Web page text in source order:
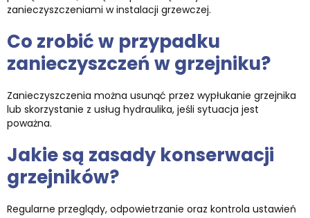
zanieczyszczeniami w instalacji grzewczej.
Co zrobić w przypadku
zanieczyszczeń w grzejniku?
Zanieczyszczenia można usunąć przez wypłukanie grzejnika
lub skorzystanie z usług hydraulika, jeśli sytuacja jest
poważna.
Jakie są zasady konserwacji
grzejników?
Regularne przeglądy, odpowietrzanie oraz kontrola ustawień